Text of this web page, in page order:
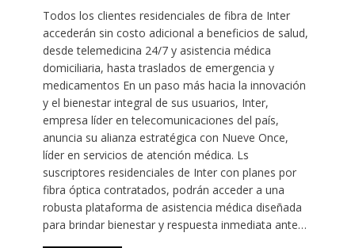
Todos los clientes residenciales de fibra de Inter
accederán sin costo adicional a beneficios de salud,
desde telemedicina 24/7 y asistencia médica
domiciliaria, hasta traslados de emergencia y
medicamentos En un paso más hacia la innovación
y el bienestar integral de sus usuarios, Inter,
empresa líder en telecomunicaciones del país,
anuncia su alianza estratégica con Nueve Once,
líder en servicios de atención médica. Ls
suscriptores residenciales de Inter con planes por
fibra óptica contratados, podrán acceder a una
robusta plataforma de asistencia médica diseñada
para brindar bienestar y respuesta inmediata ante…